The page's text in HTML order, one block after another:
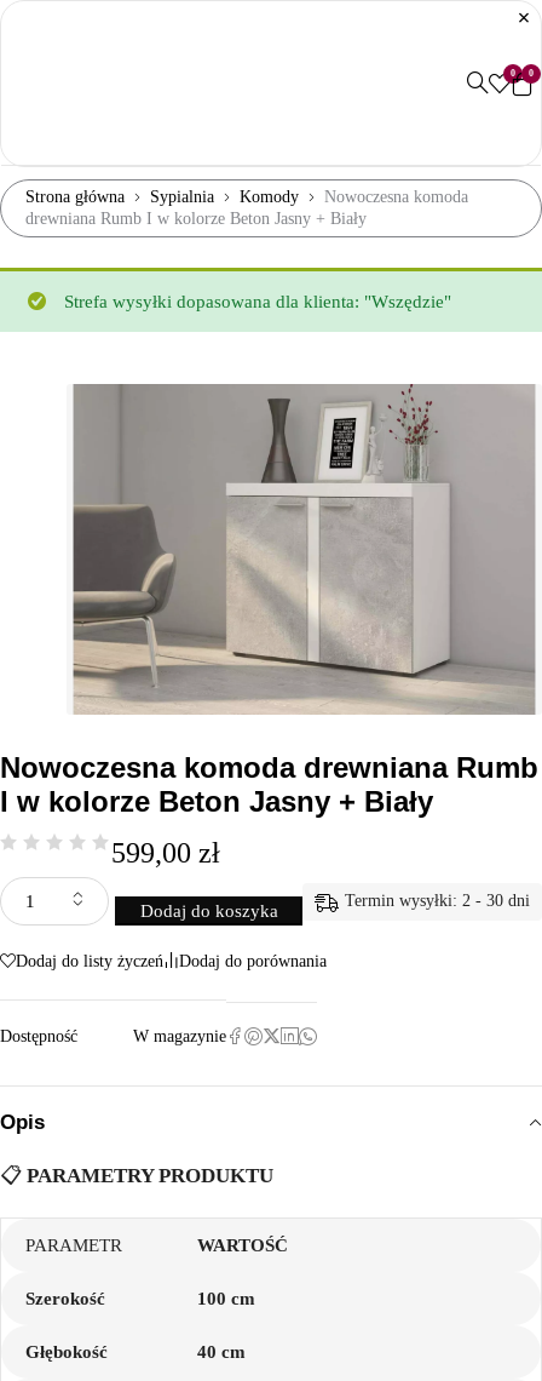
0 0
Strona główna Sypialnia Komody
Nowoczesna komoda
drewniana Rumb I w kolorze Beton Jasny + Biały
Strefa wysyłki dopasowana dla klienta: "Wszędzie"
Nowoczesna komoda drewniana Rumb
I w kolorze Beton Jasny + Biały
599,00 zł
Dodaj do koszyka
Termin wysyłki: 2 - 30 dni
Dodaj do listy życzeń Dodaj do porównania
Dostępność W magazynie
Opis
📋 PARAMETRY PRODUKTU
PARAMETR WARTOŚĆ
Szerokość 100 cm
Głębokość 40 cm